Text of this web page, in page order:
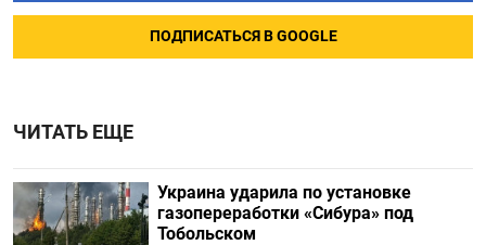
ПОДПИСАТЬСЯ В GOOGLE
ЧИТАТЬ ЕЩЕ
Украина ударила по установке
газопереработки «Сибура» под
Тобольском